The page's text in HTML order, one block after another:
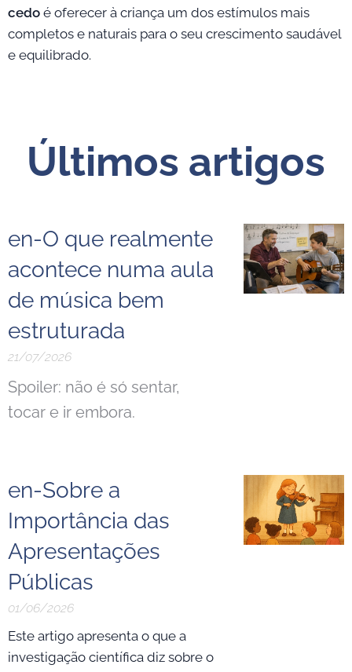
cedo é oferecer à criança um dos estímulos mais
completos e naturais para o seu crescimento saudável
e equilibrado.
Últimos artigos
en-O que realmente
acontece numa aula
de música bem
estruturada
21/07/2026
Spoiler: não é só sentar,
tocar e ir embora.
en-Sobre a
Importância das
Apresentações
Públicas
01/06/2026
Este artigo apresenta o que a
investigação científica diz sobre o